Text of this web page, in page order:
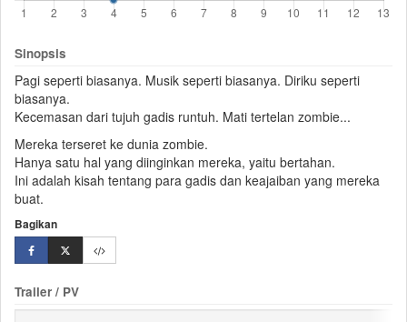
Sinopsis
Pagi seperti biasanya. Musik seperti biasanya. Diriku seperti
biasanya.
Kecemasan dari tujuh gadis runtuh. Mati tertelan zombie...
Mereka terseret ke dunia zombie.
Hanya satu hal yang diinginkan mereka, yaitu bertahan.
Ini adalah kisah tentang para gadis dan keajaiban yang mereka
buat.
Bagikan
Trailer / PV